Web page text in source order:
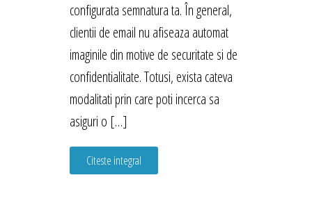
configurata semnatura ta. În general,
clientii de email nu afiseaza automat
imaginile din motive de securitate si de
confidentialitate. Totusi, exista cateva
modalitati prin care poti incerca sa
asiguri o […]
Citeste integral